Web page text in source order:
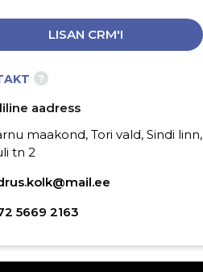
LISAN CRM'I
?
aadress
maakond, Tori vald, Sindi linn,
tn 2
5669 2163